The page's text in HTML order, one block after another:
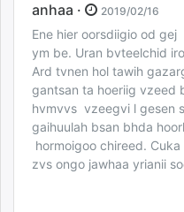
anhaa · 2019/02/16
Ene hier oorsdiigio od
ym be. Uran bvteelchid
Ard tvnen hol tawih
gantsan ta hoeriig vzeed
hvmvvs vzeegvi l gesen
gaihuulah bsan bhda
hormoigoo chireed.
zvs ongo jawhaa yrianii